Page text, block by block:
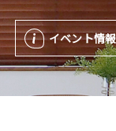
イベント情報